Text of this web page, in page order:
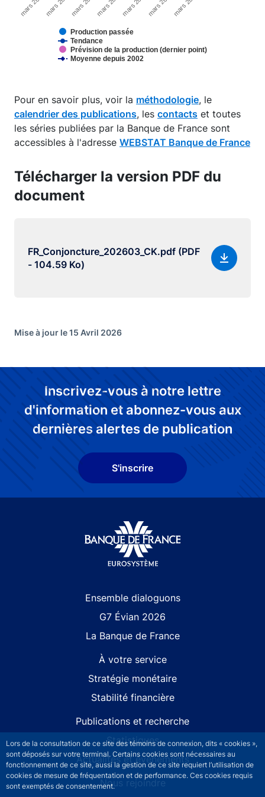
Lors de la consultation de ce site des témoins de connexion, dits « cookies »,
sont déposés sur votre terminal. Certains cookies sont nécessaires au
fonctionnement de ce site, aussi la gestion de ce site requiert l’utilisation de
cookies de mesure de fréquentation et de performance. Ces cookies requis
sont exemptés de consentement.
Production passée
Tendance
Prévision de la production (dernier point)
Moyenne depuis 2002
Pour en savoir plus, voir la méthodologie, le
calendrier des publications, les contacts et toutes
les séries publiées par la Banque de France sont
accessibles à l'adresse WEBSTAT Banque de France
Télécharger la version PDF du
document
FR_Conjoncture_202603_CK.pdf (PDF
- 104.59 Ko)
Mise à jour le 15 Avril 2026
Inscrivez-vous à notre lettre
d'information et abonnez-vous aux
dernières alertes de publication
S'inscrire
Ensemble dialoguons
G7 Évian 2026
La Banque de France
À votre service
Stratégie monétaire
Stabilité financière
Publications et recherche
Statistiques
Actualités et événements
Nous rejoindre